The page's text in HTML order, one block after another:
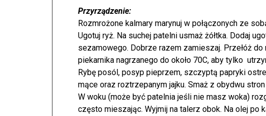
Przyrządzenie:
Rozmrożone kalmary marynuj w połączonych ze
Ugotuj ryż. Na suchej patelni usmaż żółtka. Dodaj
sezamowego. Dobrze razem zamieszaj. Przełóż
piekarnika nagrzanego do około 70C, aby tylko
Rybę posól, posyp pieprzem, szczyptą papryki
mące oraz roztrzepanym jajku. Smaż z obydwu
W woku (może być patelnia jeśli nie masz woka)
często mieszając. Wyjmij na talerz obok. Na olej po